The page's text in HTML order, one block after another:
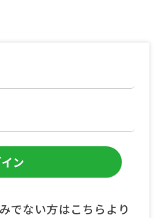
でない方はこちらより